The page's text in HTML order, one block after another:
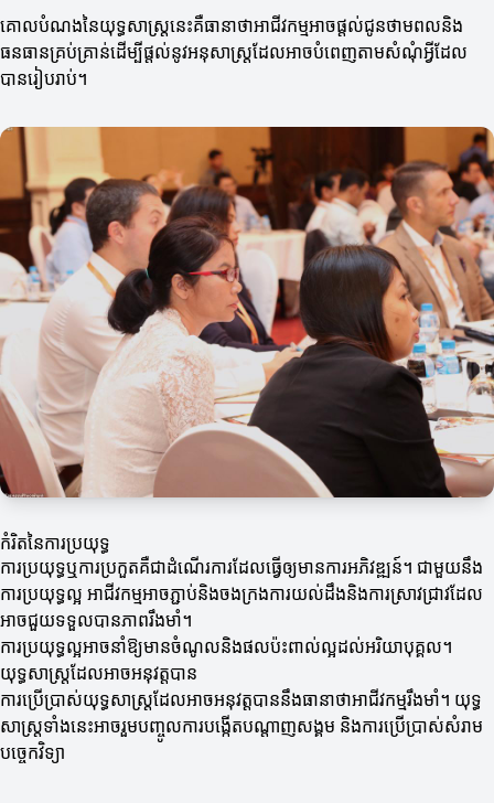
គោលបំណងនៃយុទ្ធសាស្ត្រនេះគឺធានាថាអាជីវកម្មអាចផ្តល់ជូនថាមពលនិង
ធនធានគ្រប់គ្រាន់ដើម្បីផ្តល់នូវអនុសាស្រ្តដែលអាចបំពេញតាមសំណុំអ្វីដែល
បានរៀបរាប់។
កំរិតនៃការប្រយុទ្ធ
ការប្រយុទ្ធឬការប្រកួតគឺជាដំណើរការដែលធ្វើឲ្យមានការអភិវឌ្ឍន៍។ ជាមួយនឹង
ការប្រយុទ្ធល្អ អាជីវកម្មអាចភ្ជាប់និងចងក្រងការយល់ដឹងនិងការស្រាវជ្រាវដែល
អាចជួយទទួលបានភាពរឹងមាំ។
ការប្រយុទ្ធល្អអាចនាំឱ្យមានចំណូលនិងផលប៉ះពាល់ល្អដល់អរិយាបុគ្គល។
យុទ្ធសាស្ត្រដែលអាចអនុវត្តបាន
ការប្រើប្រាស់យុទ្ធសាស្ត្រដែលអាចអនុវត្តបាននឹងធានាថាអាជីវកម្មរឹងមាំ។ យុទ្ធ
សាស្ត្រទាំងនេះអាចរួមបញ្ចូលការបង្កើតបណ្តាញសង្គម និងការប្រើប្រាស់សំរាម
បច្ចេកវិទ្យា